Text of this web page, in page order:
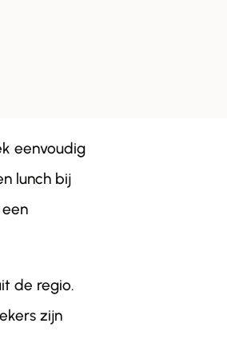
eenvoudig
lunch bij
de regio.
zijn